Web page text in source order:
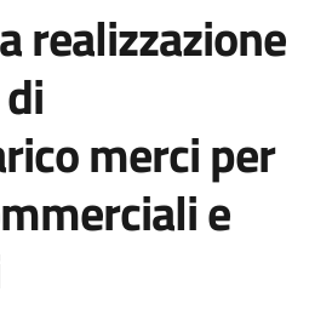
realizzazione
merci per
e